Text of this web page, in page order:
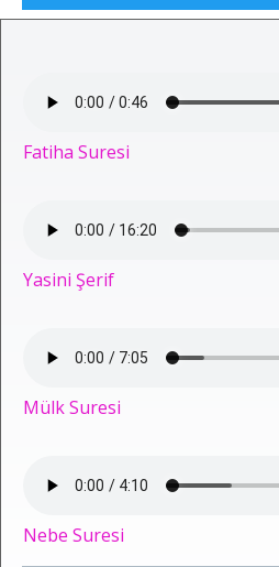
Fatiha Suresi
Yasini Şerif
Mülk Suresi
Nebe Suresi